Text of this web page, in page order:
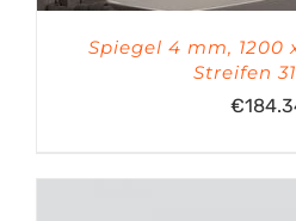
Spiegel 4 mm, 1200
Streifen
€